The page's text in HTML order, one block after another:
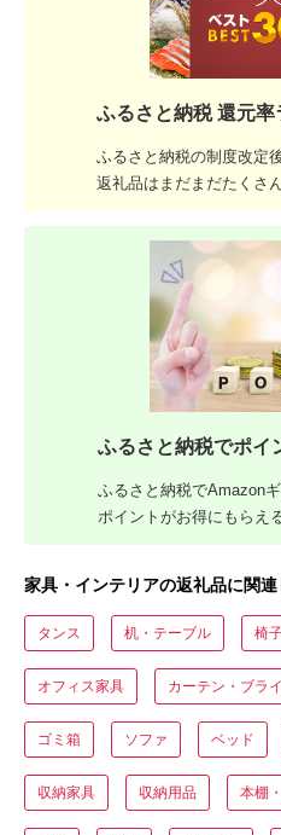
ふるさと納税 還元
ふるさと納税の制度改定
返礼品はまだまだたくさ
ふるさと納税でポイ
ふるさと納税でAmazon
ポイントがお得にもらえ
家具・インテリアの返礼品に関
タンス 机・テーブル 椅
オフィス家具 カーテン・ブラ
ゴミ箱 ソファ ベッド
収納家具 収納用品 本棚